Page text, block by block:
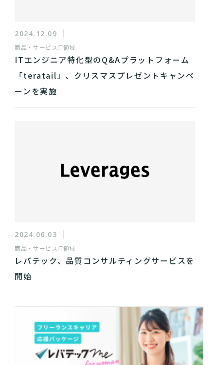
2024.12.09
商品・サービスIT領域
ITエンジニア特化型のQ&Aプラットフォーム
「teratail」、クリスマスプレゼントキャンペ
ーンを実施
2024.06.03
商品・サービスIT領域
レバテック、品質コンサルティングサービスを
開始